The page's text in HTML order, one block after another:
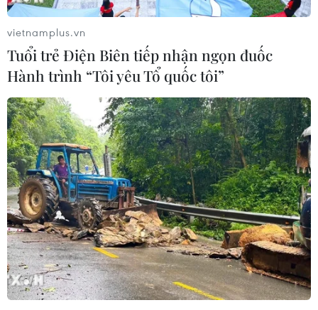
Hoa hậu Thanh Thủy vừa được công bố sẽ chính thức
đồng hành cùng du lịch quê hương trên cương vị Đại sứ
Du lịch năm 2025 – 2026 của thành phố Đà Nẵng
nhằm lan tỏa hình ảnh bản sắc Việt vươn xa.
vietnamplus.vn
Tuổi trẻ Điện Biên tiếp nhận ngọn đuốc
Hành trình “Tôi yêu Tổ quốc tôi”